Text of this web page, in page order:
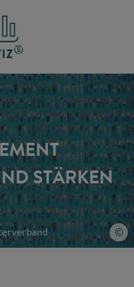
STÄRKEN